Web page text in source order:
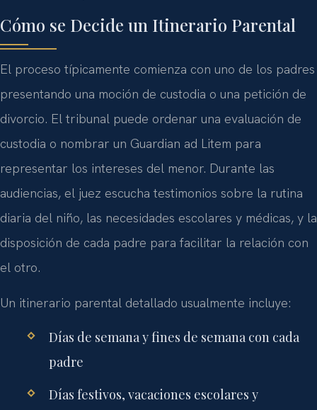
Cómo se Decide un Itinerario Parental
El proceso típicamente comienza con uno de los padres
presentando una moción de custodia o una petición de
divorcio. El tribunal puede ordenar una evaluación de
custodia o nombrar un Guardian ad Litem para
representar los intereses del menor. Durante las
audiencias, el juez escucha testimonios sobre la rutina
diaria del niño, las necesidades escolares y médicas, y la
disposición de cada padre para facilitar la relación con
el otro.
Un itinerario parental detallado usualmente incluye:
Días de semana y fines de semana con cada
padre
Días festivos, vacaciones escolares y